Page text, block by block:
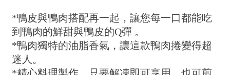
*鴨皮與鴨肉搭配再一起，讓您每一口都能吃
到鴨肉的鮮甜與鴨皮的Q彈 。
*鴨肉獨特的油脂香氣，讓這款鴨肉捲變得超
迷人。
*精心料理製作，只要解凍即可享用，也可煎